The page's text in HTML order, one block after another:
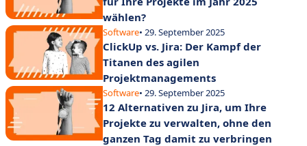
wählen?
Software• 29. September 2025
ClickUp vs. Jira: Der Kampf der
Titanen des agilen
Projektmanagements
Software• 29. September 2025
12 Alternativen zu Jira, um Ihre
Projekte zu verwalten, ohne den
ganzen Tag damit zu verbringen